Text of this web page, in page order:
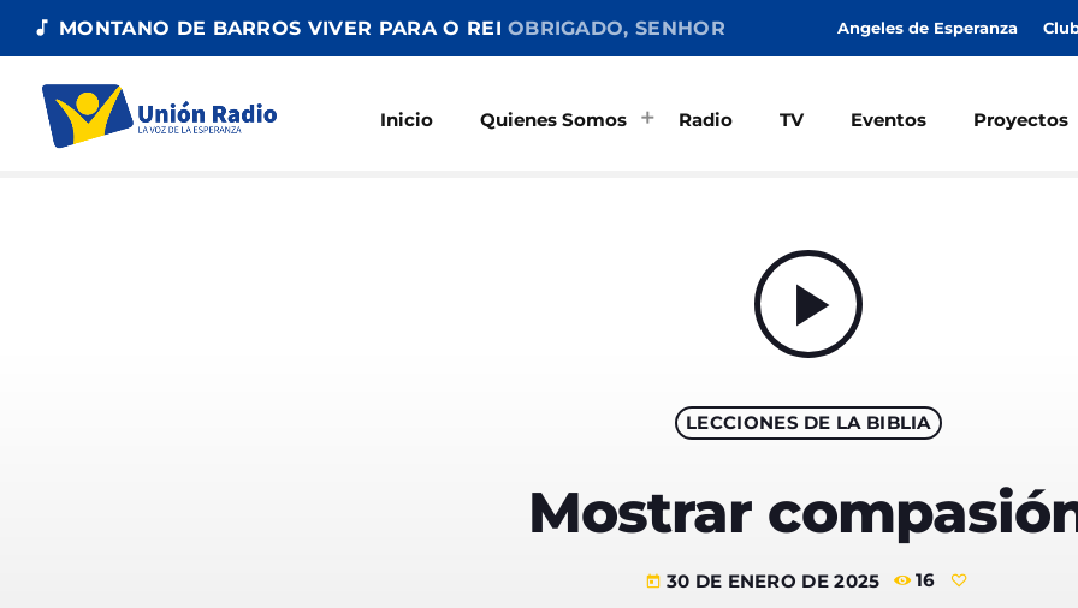
music_note MONTANO DE BARROS VIVER PARA O REI OBRIGADO, SENHOR Angeles de Esperanza
Inicio Quienes Somos Radio TV Eventos Proyectos
junio 2026
play_arrow
LECCIONES DE LA BIBLIA
Mostrar
today 30 DE ENERO DE 2025 16